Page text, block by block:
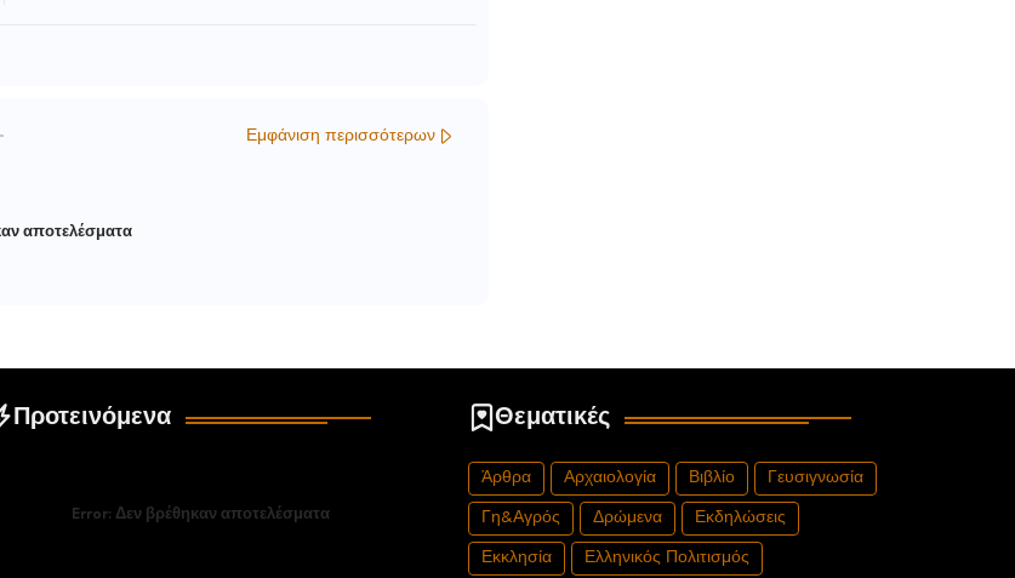
Εμφάνιση περισσότερων
αποτελέσματα
Προτεινόμενα
Error: Δεν βρέθηκαν αποτελέσματα
Θεματικές
Άρθρα Αρχαιολογία Βιβλίο Γευσιγνωσία
Γη&Αγρός Δρώμενα Εκδηλώσεις
Εκκλησία Ελληνικός Πολιτισμός